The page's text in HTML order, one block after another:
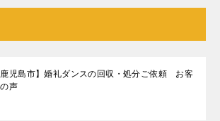
鹿児島市】婚礼ダンスの回収・処分ご依頼 お客
声